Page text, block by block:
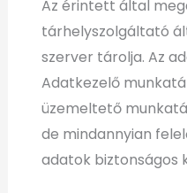
Az érintett által
tárhelyszolgáltató
szerver tárolja. Az
Adatkezelő
üzemeltető
de mindannyian
adatok biztonságos